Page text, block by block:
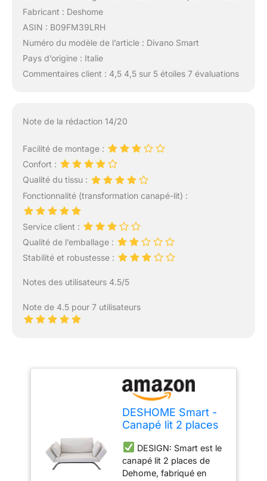
Fabricant : Deshome
ASIN : B09FM39LRH
Numéro du modèle de l’article : Divano Smart
Pays d’origine : Italie
Commentaires client : 4,5 4,5 sur 5 étoiles 7 évaluations
Note de la rédaction 14/20
Facilité de montage :
Confort :
Qualité du tissu :
Fonctionnalité (transformation canapé-lit) :
Service client :
Qualité de l’emballage :
Stabilité et robustesse :
Notes des utilisateurs 4.5/5
Note de 4.5 pour 7 utilisateurs
DESHOME Smart -
Canapé lit 2 places
80x200 cm
accoudoirs
inclinables jusqu'à 3
DESIGN: Smart est le
canapé lit 2 places de
Dehome, fabriqué en